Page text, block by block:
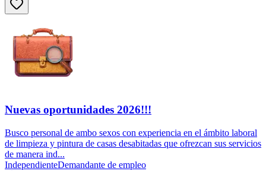
Nuevas oportunidades 2026!!!
Busco personal de ambo sexos con experiencia en el ámbito laboral
de limpieza y pintura de casas desabitadas que ofrezcan sus servicios
de manera ind...
IndependienteDemandante de empleo